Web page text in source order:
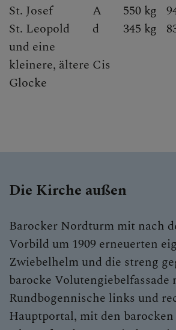
St. Josef
A 550 kg
St. Leopold
d 345 kg
und eine
kleinere, ältere
Glocke
Cis
Die Kirche außen
Barocker Nordturm mit nach
Vorbild um 1909 erneuerten
Zwiebelhelm und die streng
barocke Volutengiebelfassade
Rundbogennische links und
Hauptportal, mit den